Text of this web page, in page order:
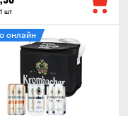
шт
онлайн